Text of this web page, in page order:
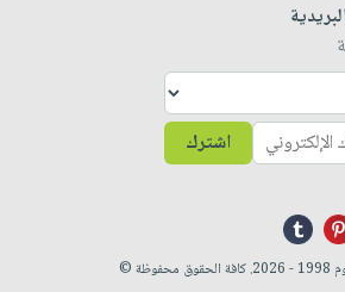
اشترك
©